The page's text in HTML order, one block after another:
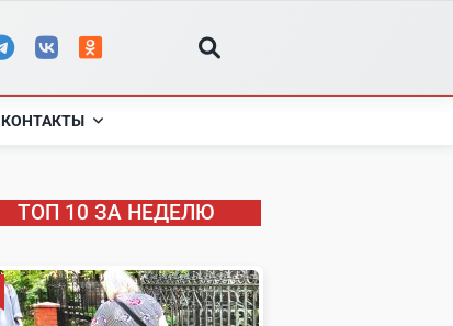
КОНТАКТЫ
ТОП 10 ЗА НЕДЕЛЮ